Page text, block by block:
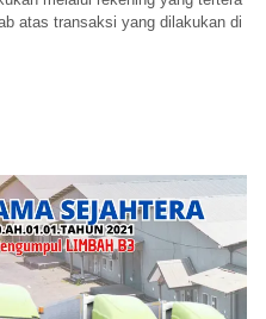
atas transaksi yang dilakukan di